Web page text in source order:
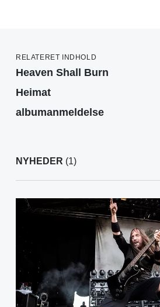
RELATERET INDHOLD
Heaven Shall Burn
Heimat
albumanmeldelse
NYHEDER (1)